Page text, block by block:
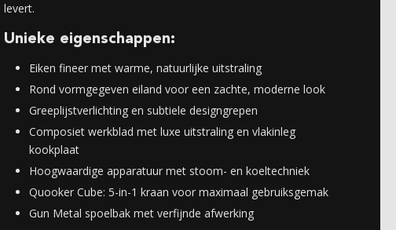
levert.
Unieke eigenschappen:
Eiken fineer met warme, natuurlijke uitstraling
Rond vormgegeven eiland voor een zachte, moderne look
Greeplijstverlichting en subtiele designgrepen
Composiet werkblad met luxe uitstraling en vlakinleg
kookplaat
Hoogwaardige apparatuur met stoom- en koeltechniek
Quooker Cube: 5-in-1 kraan voor maximaal gebruiksgemak
Gun Metal spoelbak met verfijnde afwerking